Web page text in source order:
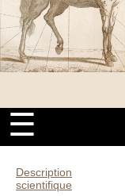
☰
Description
scientifique